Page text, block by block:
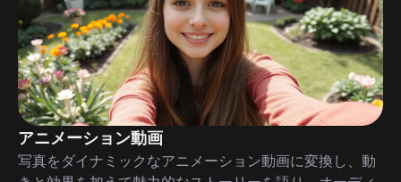
アニメーション動画
写真をダイナミックなアニメーション動画に変換し、動